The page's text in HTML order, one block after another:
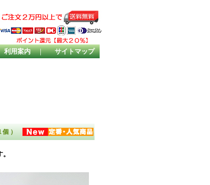
利用案内 ｜ サイトマップ
個）